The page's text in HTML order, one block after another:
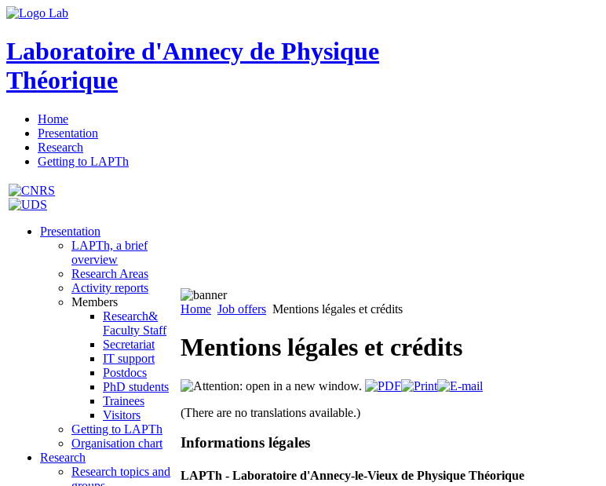
Laboratoire d'Annecy de Physique
Théorique
Home
Presentation
Research
Getting to LAPTh
Presentation
LAPTh, a brief
overview
Research Areas
Activity reports
Members
Research&
Faculty Staff
Secretariat
IT support
Postdocs
PhD students
Trainees
Visitors
Getting to LAPTh
Organisation chart
Research
Research topics and
Home Job offers Mentions légales et crédits
Mentions légales et crédits
(There are no translations available.)
Informations légales
LAPTh - Laboratoire d'Annecy-le-Vieux de Physique Théorique